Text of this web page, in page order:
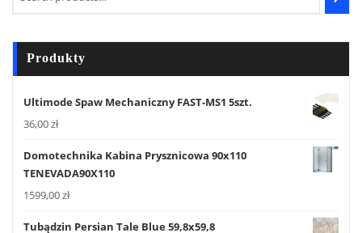
Produkty
Ultimode Spaw Mechaniczny FAST-MS1 5szt.
36,00zł
Domotechnika Kabina Prysznicowa 90x110
TENEVADA90X110
1599,00zł
Tubądzin Persian Tale Blue 59,8x59,8